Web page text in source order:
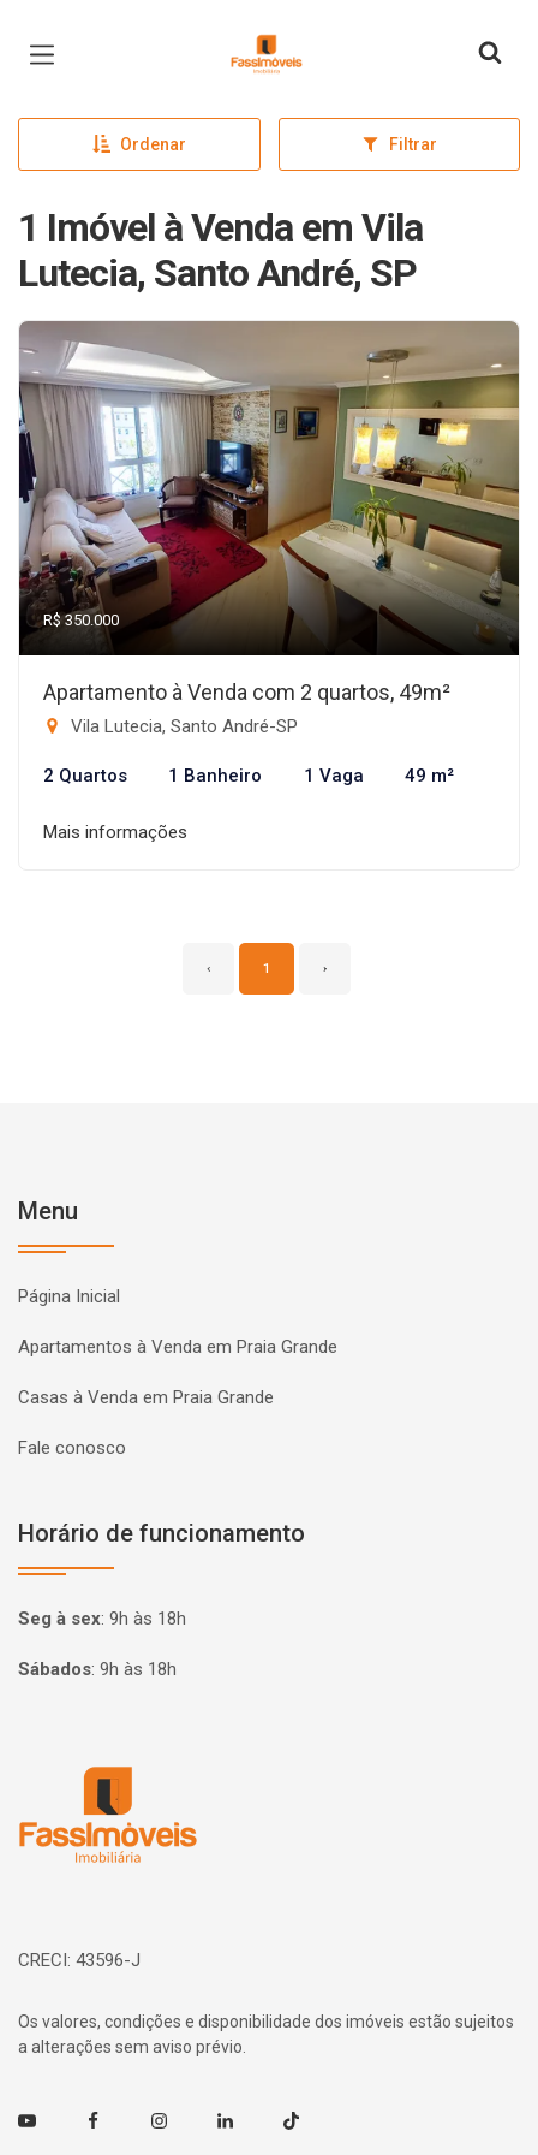
Página inicial
Ordenar Filtrar
1 Imóvel à Venda em Vila
Lutecia, Santo André, SP
R$ 350.000
Apartamento à Venda com 2 quartos, 49m²
Vila Lutecia, Santo André-SP
2 Quartos 1 Banheiro 1 Vaga 49 m²
Mais informações
‹ 1 ›
Menu
Página Inicial
Apartamentos à Venda em Praia Grande
Casas à Venda em Praia Grande
Fale conosco
Horário de funcionamento
Seg à sex: 9h às 18h
Sábados: 9h às 18h
CRECI: 43596-J
Os valores, condições e disponibilidade dos imóveis estão sujeitos
a alterações sem aviso prévio.
Youtube FacebookInstagramLinkedin TikTok